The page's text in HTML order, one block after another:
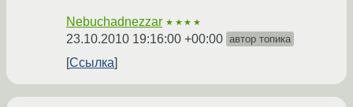
Nebuchadnezzar ★★★★
23.10.2010 19:16:00 +00:00 автор топика
Ссылка